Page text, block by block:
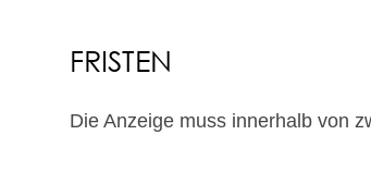
FRISTEN
Die Anzeige muss innerhalb von